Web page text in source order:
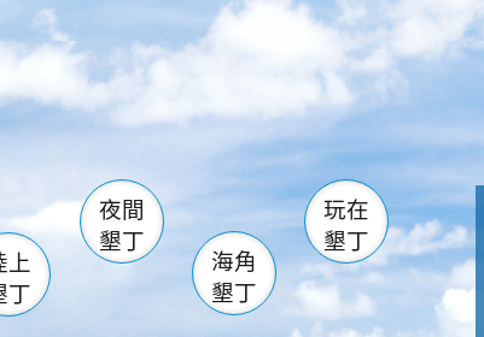
南仁湖
滿州 佳樂水
森林遊樂區
墾管處遊客中心
社頂公園 風吹沙
船帆石 龍磐公園
香蕉灣 龍坑
鵝鑾鼻
上
丁
夜間
墾丁
海角
墾丁
玩在
墾丁